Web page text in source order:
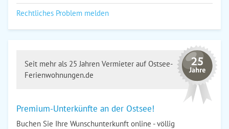
Rechtliches Problem melden
Seit mehr als 25 Jahren Vermieter auf Ostsee-
Ferienwohnungen.de
Premium-Unterkünfte an der Ostsee!
Buchen Sie Ihre Wunschunterkunft online - völlig